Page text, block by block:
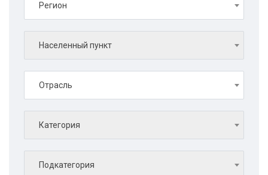
Регион
Населенный пункт
Отрасль
Категория
Подкатегория